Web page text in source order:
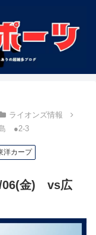
ライオンズ情報
島 ●2-3
洋カープ
06(金) vs広